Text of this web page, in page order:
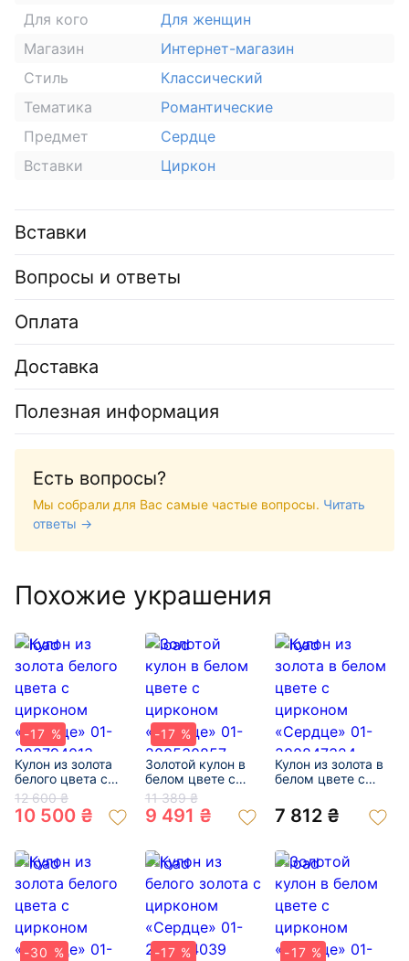
Для кого
Для женщин
Магазин
Интернет-магазин
Стиль
Классический
Тематика
Романтические
Предмет
Сердце
Вставки
Циркон
Вставки
Вопросы и ответы
Оплата
Доставка
Полезная информация
Есть вопросы?
Мы собрали для Вас самые частые вопросы. Читать
ответы →
Похожие украшения
-17 %
Кулон из золота
белого цвета с
цирконом
«Сердце» 01-
200794013
12 600 ₴
10 500 ₴
-17 %
Золотой кулон в
белом цвете с
цирконом
«Сердце» 01-
200530857
11 389 ₴
9 491 ₴
Кулон из золота в
белом цвете с
«Сердце» 01-
200847324
7 812 ₴
-30 %
-17 %
-17 %